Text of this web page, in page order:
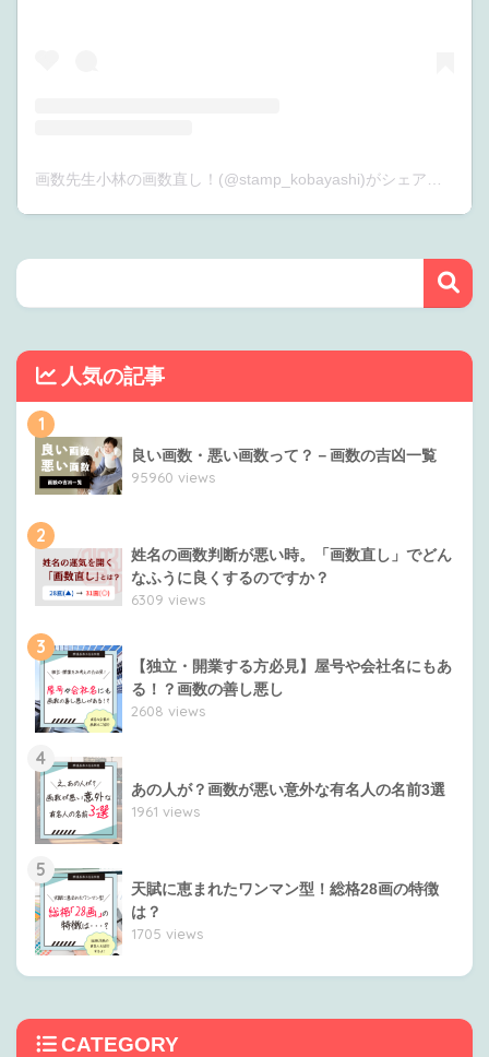
画数先生小林の画数直し！(@stamp_kobayashi)がシェアした投稿
人気の記事
1
良い画数・悪い画数って？－画数の吉凶一覧
95960 views
2
姓名の画数判断が悪い時。「画数直し」でどん
なふうに良くするのですか？
6309 views
3
【独立・開業する方必見】屋号や会社名にもあ
る！？画数の善し悪し
2608 views
4
あの人が？画数が悪い意外な有名人の名前3選
1961 views
5
天賦に恵まれたワンマン型！総格28画の特徴
は？
1705 views
CATEGORY